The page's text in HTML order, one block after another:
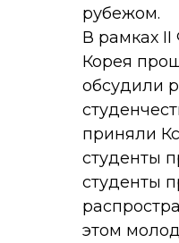
рубежом.
В рамках II
Корея
обсудили
приняли
студенты
студенты
этом